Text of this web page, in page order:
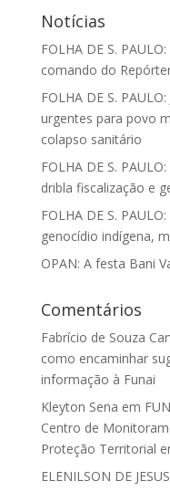
Notícias
FOLHA DE S.
comando do
FOLHA DE S.
urgentes para povo
colapso sanitário
FOLHA DE S.
dribla fiscalização e
FOLHA DE S.
genocídio indígena,
OPAN: A festa Bani
Comentários
Fabrício de Souza
como encaminhar
informação à Funai
Kleyton Sena em
Centro de
Proteção Territorial
ELENILSON DE